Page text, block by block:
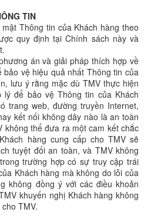
TIN
Thông tin của Khách hàng theo
quy định tại Chính sách này và
án và giải pháp thích hợp về
bảo vệ hiệu quả nhất Thông tin của
lưu ý rằng mặc dù TMV thực hiện
lý để bảo vệ Thông tin của Khách
trang web, đường truyền Internet,
kết nối không dây nào là an toàn
không thể đưa ra một cam kết chắc
hàng cung cấp cho TMV sẽ
tuyệt đối an toàn, và TMV không
trường hợp có sự truy cập trái
Khách hàng mà không do lỗi của
không đồng ý với các điều khoản
khuyến nghị Khách hàng không
TMV.